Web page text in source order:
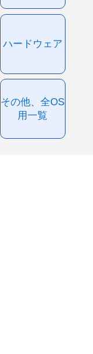
ハードウェア
その他、全OS
用一覧